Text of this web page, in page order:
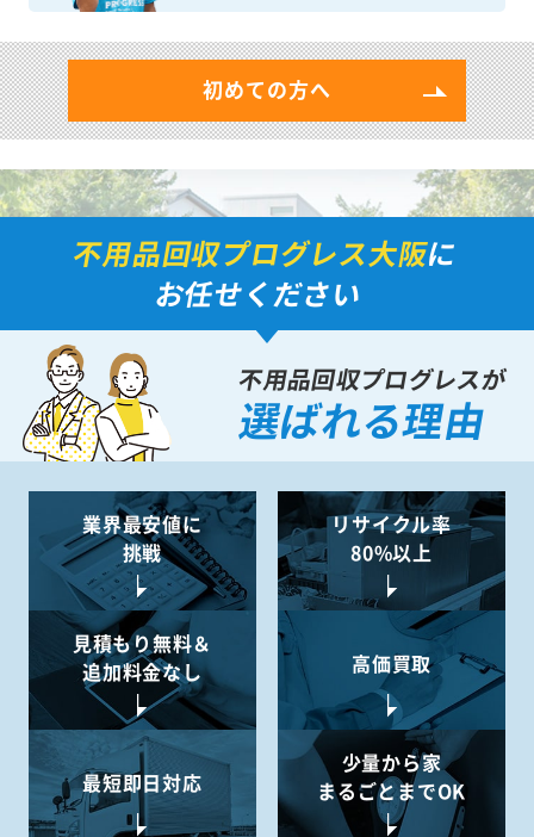
初めての方へ
不用品回収プログレス大阪に
お任せください
不用品回収プログレスが
選ばれる理由
業界最安値に
挑戦
リサイクル率
80%以上
見積もり無料＆
追加料金なし
高価買取
最短即日対応
少量から家
まるごとまでOK